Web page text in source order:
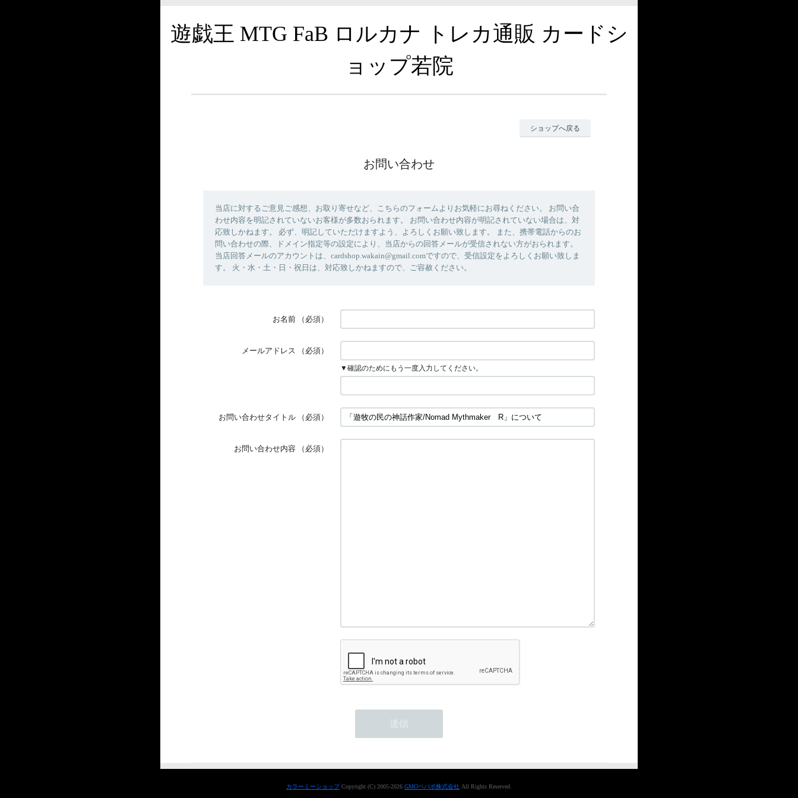
遊戯王 MTG FaB ロルカナ トレカ通販 カードシ
ョップ若院
ショップへ戻る
お問い合わせ
当店に対するご意見ご感想、お取り寄せなど、こちらのフォームよりお気軽にお尋ねください。 お問い合
わせ内容を明記されていないお客様が多数おられます。 お問い合わせ内容が明記されていない場合は、対
応致しかねます。 必ず、明記していただけますよう、よろしくお願い致します。 また、携帯電話からのお
問い合わせの際、ドメイン指定等の設定により、当店からの回答メールが受信されない方がおられます。
当店回答メールのアカウントは、cardshop.wakain@gmail.comですので、受信設定をよろしくお願い致しま
す。 火・水・土・日・祝日は、対応致しかねますので、ご容赦ください。
お名前 （必須）
メールアドレス （必須）
▼確認のためにもう一度入力してください。
お問い合わせタイトル （必須）
お問い合わせ内容 （必須）
カラーミーショップCopyright (C) 2005-2026 GMOペパボ株式会社 All Rights Reserved.